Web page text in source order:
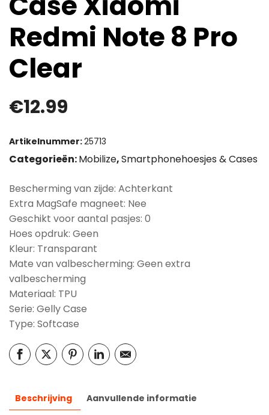
Redmi Note 8 Pro
Clear
€12.99
Artikelnummer:25713
Categorieën:Mobilize,Smartphonehoesjes & Cases
Bescherming van zijde: Achterkant
Extra MagSafe magneet: Nee
Geschikt voor aantal pasjes: 0
Hoes opdruk: Geen
Kleur: Transparant
Mate van valbescherming: Geen extra
valbescherming
Materiaal: TPU
Serie: Gelly Case
Type: Softcase
Beschrijving
Aanvullende informatie